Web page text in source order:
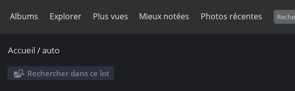
Albums Explorer Plus vues Mieux notées Photos récentes
Accueil /auto
Rechercher dans ce lot